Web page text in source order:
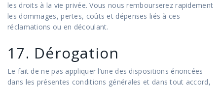
les droits à la vie privée. Vous nous rembourserez rapidement
les dommages, pertes, coûts et dépenses liés à ces
réclamations ou en découlant.
17. Dérogation
Le fait de ne pas appliquer l’une des dispositions énoncées
dans les présentes conditions générales et dans tout accord,